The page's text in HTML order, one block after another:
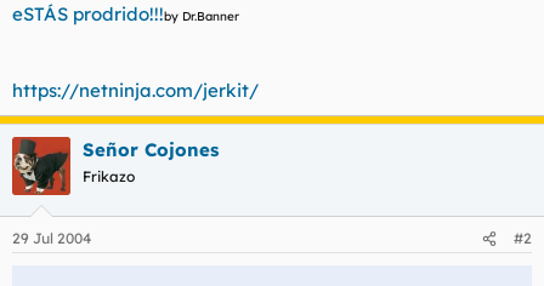
d
t
a
o
eSTÁS prodrido!!!by Dr.Banner
https://netninja.com/jerkit/
Señor Cojones
Frikazo
29 Jul 2004 #2